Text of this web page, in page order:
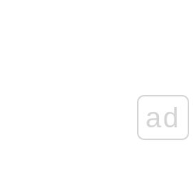
ad